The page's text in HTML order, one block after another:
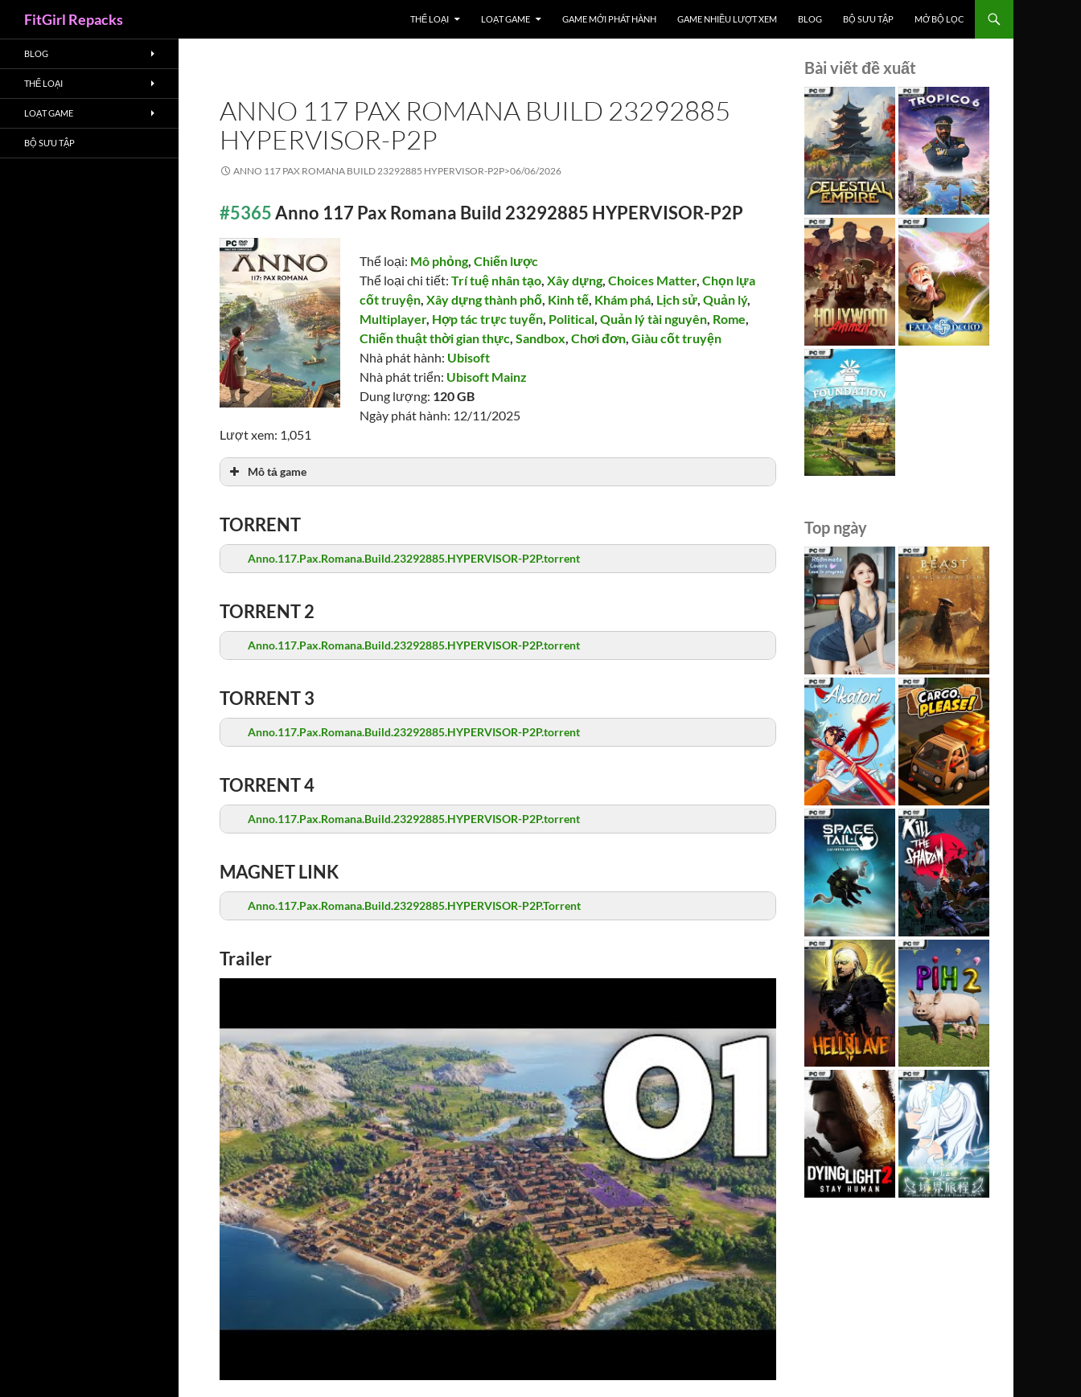
FitGirl Repacks THỂ LOẠI LOẠT GAME GAME MỚI PHÁT HÀNH GAME NHIỀU LƯỢT XEM BLOG BỘ SƯU TẬP MỞ BỘ LỌC
ANNO 117 PAX ROMANA BUILD 23292885
HYPERVISOR-P2P
ANNO 117 PAX ROMANA BUILD 23292885 HYPERVISOR-P2P>06/06/2026
#5365Anno 117 Pax Romana Build 23292885 HYPERVISOR-P2P
Thể loại: Mô phỏng,Chiến lược
Thể loại chi tiết:Trí tuệ nhân tạo,Xây dựng,Choices Matter,Chọn lựa
cốt truyện,Xây dựng thành phố, Kinh tế, Khám phá, Lịch sử,Quản lý,
Multiplayer, Hợp tác trực tuyến, Political,Quản lý tài nguyên, Rome,
Chiến thuật thời gian thực,Sandbox,Chơi đơn,Giàu cốt truyện
Nhà phát hành: Ubisoft
Nhà phát triển: Ubisoft Mainz
Dung lượng: 120 GB
Ngày phát hành: 12/11/2025
Lượt xem: 1,051
Mô tả game
TORRENT
Anno.117.Pax.Romana.Build.23292885.HYPERVISOR-P2P.torrent
TORRENT 2
Anno.117.Pax.Romana.Build.23292885.HYPERVISOR-P2P.torrent
TORRENT 3
Anno.117.Pax.Romana.Build.23292885.HYPERVISOR-P2P.torrent
TORRENT 4
Anno.117.Pax.Romana.Build.23292885.HYPERVISOR-P2P.torrent
MAGNET LINK
Anno.117.Pax.Romana.Build.23292885.HYPERVISOR-P2P.Torrent
Trailer
Bài viết đề xuất
Top ngày
BLOG
THỂ LOẠI
LOẠT GAME
BỘ SƯU TẬP